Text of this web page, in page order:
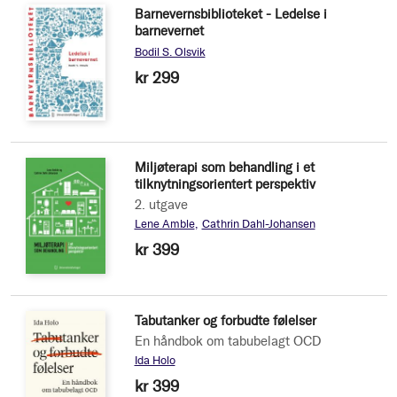
Barnevernsbiblioteket - Ledelse i
barnevernet
Bodil S. Olsvik
kr 299
Miljøterapi som behandling i et
tilknytningsorientert perspektiv
2. utgave
Lene Amble Cathrin Dahl-Johansen
kr 399
Tabutanker og forbudte følelser
En håndbok om tabubelagt OCD
Ida Holo
kr 399